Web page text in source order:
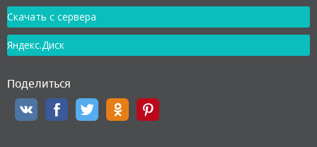
Скачать с сервера
Яндекс.Диск
Поделиться